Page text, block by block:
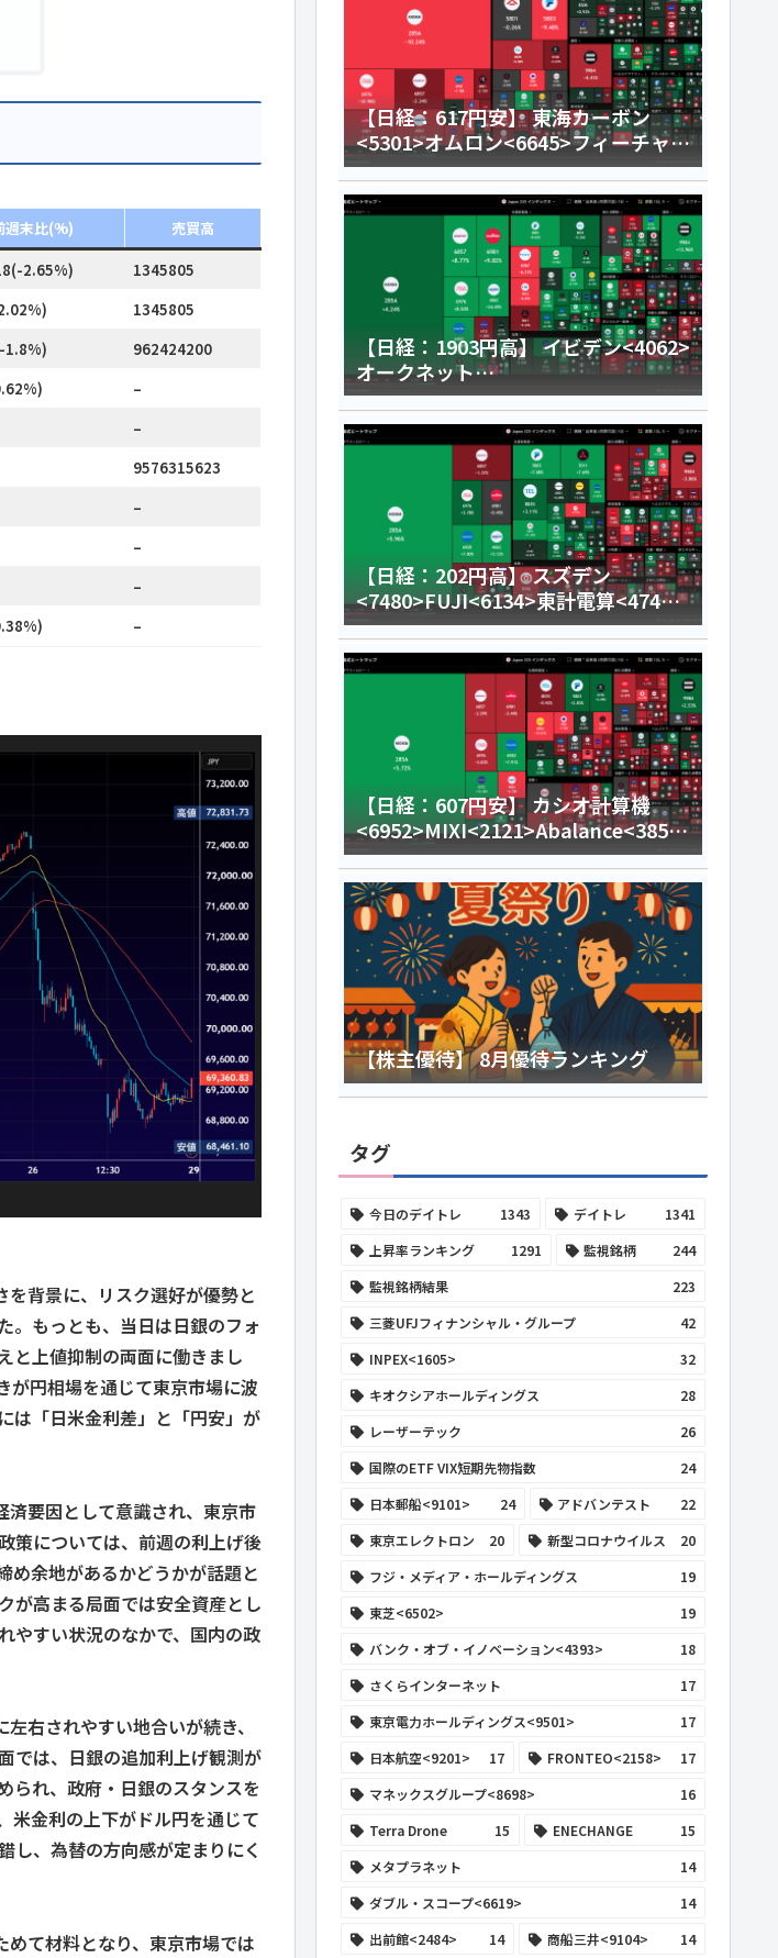
週末比(%)
売買高
2.65%)
1345805
1345805
1.8%)
962424200
–
–
9576315623
–
–
–
–
背景に、リスク選好が優勢と
。もっとも、当日は日銀のフォ
と上値抑制の両面に働きまし
が円相場を通じて東京市場に波
は「日米金利差」と「円安」が
要因として意識され、東京市
策については、前週の利上げ後
め余地があるかどうかが話題と
が高まる局面では安全資産とし
やすい状況のなかで、国内の政
右されやすい地合いが続き、
では、日銀の追加利上げ観測が
られ、政府・日銀のスタンスを
米金利の上下がドル円を通じて
し、為替の方向感が定まりにく
て材料となり、東京市場では
【日経：617円安】 東海カーボン
<5301>オムロン<6645>フィーチャ
<4052>今日のデイトレ8月6日
【日経：1903円高】 イビデン<4062>
オークネット
<3964>HENNGE<4475>今日のデイ
トレ8月5日
【日経：202円高】 スズデン
<7480>FUJI<6134>東計電算<4746>
今日のデイトレ8月4日
【日経：607円安】 カシオ計算機
<6952>MIXI<2121>Abalance<3856
>今日のデイトレ8月3日
【株主優待】 8月優待ランキング
タグ
今日のデイトレ 1343 デイトレ
1341
上昇率ランキング
1291 監視銘柄
244
監視銘柄結果
223
三菱UFJフィナンシャル・グループ
42
INPEX<1605>
32
キオクシアホールディングス
28
レーザーテック
26
国際のETF VIX短期先物指数
24
日本郵船<9101>
24 アドバンテスト
22
東京エレクトロン
20 新型コロナウイルス
20
フジ・メディア・ホールディングス
19
東芝<6502>
19
バンク・オブ・イノベーション<4393>
18
さくらインターネット
17
東京電力ホールディングス<9501>
17
日本航空<9201>
17 FRONTEO<2158>
17
マネックスグループ<8698>
16
Terra Drone
15 ENECHANGE
15
メタプラネット
14
ダブル・スコープ<6619>
14
出前館<2484>
14 商船三井<9104> 14